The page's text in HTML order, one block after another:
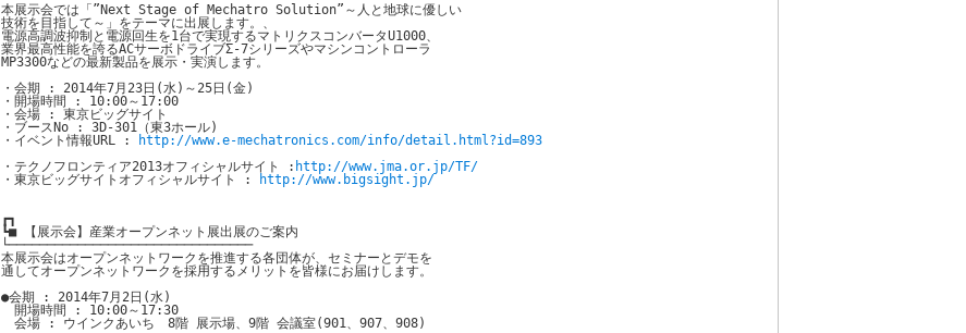
本展示会では「”Next Stage of Mechatro Solution”～人と地球に優しい
技術を目指して～」をテーマに出展します。、
電源高調波抑制と電源回生を1台で実現するマトリクスコンバータU1000、
業界最高性能を誇るACサーボドライブΣ-7シリーズやマシンコントローラ
MP3300などの最新製品を展示・実演します。
・会期 : 2014年7月23日(水)～25日(金)
・開場時間 : 10:00～17:00
・会場 : 東京ビッグサイト
・ブースNo : 3D-301（東3ホール)
・イベント情報URL :
http://www.e-mechatronics.com/info/detail.html?id=893
・テクノフロンティア2013オフィシャルサイト : http://www.jma.or.jp/TF/
・東京ビッグサイトオフィシャルサイト :
http://www.bigsight.jp/
┏┓
┗■ 【展示会】産業オープンネット展出展のご案内
└────────────────────────────────
本展示会はオープンネットワークを推進する各団体が、セミナーとデモを
通してオープンネットワークを採用するメリットを皆様にお届けします。
●会期 : 2014年7月2日(水)
開場時間 : 10:00～17:30
会場 : ウインクあいち　8階 展示場、9階 会議室(901、907、908)